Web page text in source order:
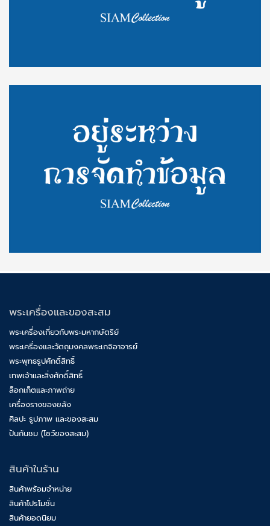
พระเครื่องและของสะสม
พระเครื่องเกี่ยวกับพระมหากษัตริย์
พระเครื่องและวัตถุมงคลพระเกจิอาจารย์
พระพุทธรูปศักดิ์สิทธิ์
เทพเจ้าและสิ่งศักดิ์สิทธิ์
ล็อกเก็ตและภาพถ่าย
เครื่องรางของขลัง
ศิลปะ รูปภาพ และของสะสม
ปันกันชม (โชว์ของสะสม)
สินค้าในร้าน
สินค้าพร้อมจำหน่าย
สินค้าโปรโมชั่น
สินค้ายอดนิยม